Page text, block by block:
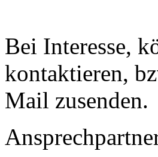
Bei Interesse,
kontaktieren,
Mail zusenden.